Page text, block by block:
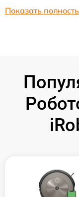
Показать